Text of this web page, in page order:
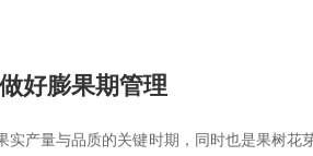
好膨果期管理
产量与品质的关键时期，同时也是果树花